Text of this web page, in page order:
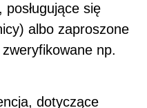
się
albo zaproszone
np.
dotyczące